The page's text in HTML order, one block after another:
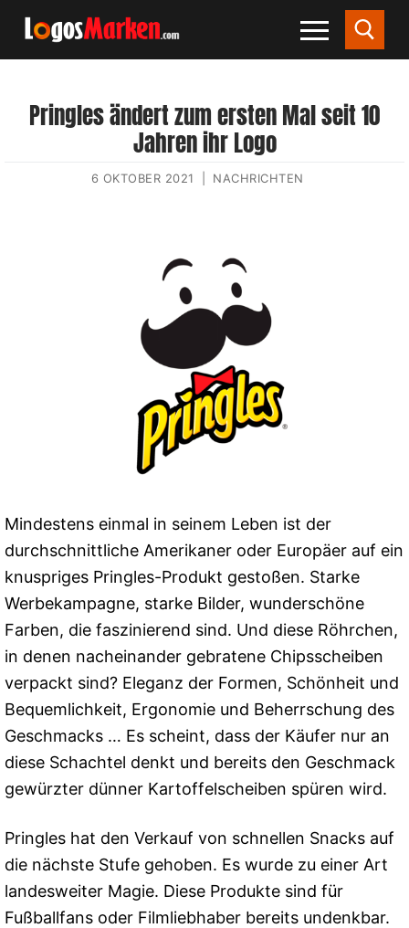
Pringles ändert zum ersten Mal seit 10
Jahren ihr Logo
6 OKTOBER 2021 NACHRICHTEN
Mindestens einmal in seinem Leben ist der
durchschnittliche Amerikaner oder Europäer auf ein
knuspriges Pringles-Produkt gestoßen. Starke
Werbekampagne, starke Bilder, wunderschöne
Farben, die faszinierend sind. Und diese Röhrchen,
in denen nacheinander gebratene Chipsscheiben
verpackt sind? Eleganz der Formen, Schönheit und
Bequemlichkeit, Ergonomie und Beherrschung des
Geschmacks … Es scheint, dass der Käufer nur an
diese Schachtel denkt und bereits den Geschmack
gewürzter dünner Kartoffelscheiben spüren wird.
Pringles hat den Verkauf von schnellen Snacks auf
die nächste Stufe gehoben. Es wurde zu einer Art
landesweiter Magie. Diese Produkte sind für
Fußballfans oder Filmliebhaber bereits undenkbar.